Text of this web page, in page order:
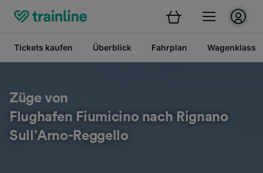
Tickets kaufen Überblick Fahrplan
Züge von
Flughafen Fiumicino nach Rignano
Sull’Arno-Reggello